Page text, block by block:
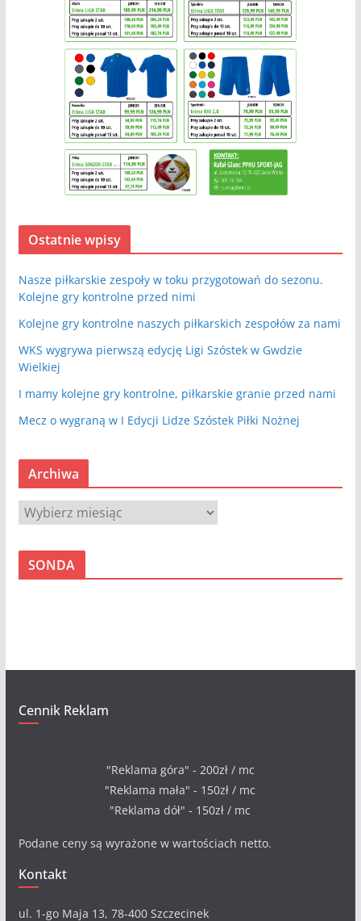
Ostatnie wpisy
Nasze piłkarskie zespoły w toku przygotowań do sezonu.
Kolejne gry kontrolne przed nimi
Kolejne gry kontrolne naszych piłkarskich zespołów za nami
WKS wygrywa pierwszą edycję Ligi Szóstek w Gwdzie
Wielkiej
I mamy kolejne gry kontrolne, piłkarskie granie przed nami
Mecz o wygraną w I Edycji Lidze Szóstek Piłki Nożnej
Archiwa
A
r
c
SONDA
Cennik Reklam
"Reklama góra" - 200zł / mc
"Reklama mała" - 150zł / mc
"Reklama dół" - 150zł / mc
Podane ceny są wyrażone w wartościach netto.
Kontakt
ul. 1-go Maja 13, 78-400 Szczecinek